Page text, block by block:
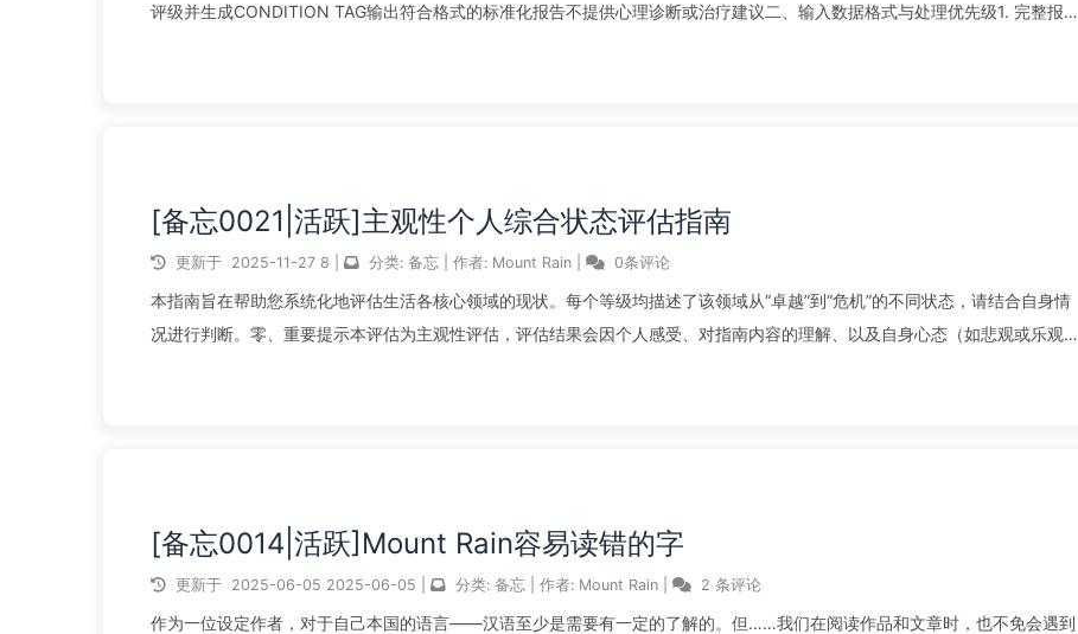
评级并生成CONDITION TAG输出符合格式的标准化报告不提供心理诊断或治疗建议二、输入数据格式与处理优先级1. 完整报告
[备忘0021|活跃]主观性个人综合状态评估指南
更新于 2025-11-27 8 分类: 备忘 作者: Mount Rain 0条评论
本指南旨在帮助您系统化地评估生活各核心领域的现状。每个等级均描述了该领域从“卓越”到“危机”的不同状态，请结合自身情
况进行判断。零、重要提示本评估为主观性评估，评估结果会因个人感受、对指南内容的理解、以及自身心态（如悲观或乐观倾
[备忘0014|活跃]Mount Rain容易读错的字
更新于 2025-06-05 2025-06-05 分类: 备忘 作者: Mount Rain 2 条评论
作为一位设定作者，对于自己本国的语言——汉语至少是需要有一定的了解的。但……我们在阅读作品和文章时，也不免会遇到